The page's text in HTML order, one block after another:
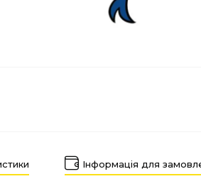
Інформація для